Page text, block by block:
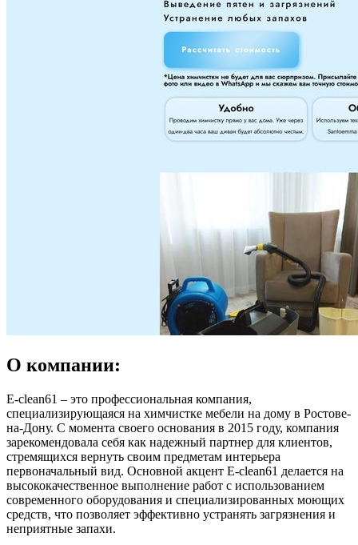
О компании:
E-clean61 – это профессиональная компания,
специализирующаяся на химчистке мебели на дому в Ростове-
на-Дону. С момента своего основания в 2015 году, компания
зарекомендовала себя как надежный партнер для клиентов,
стремящихся вернуть своим предметам интерьера
первоначальный вид. Основной акцент E-clean61 делается на
высококачественное выполнение работ с использованием
современного оборудования и специализированных моющих
средств, что позволяет эффективно устранять загрязнения и
неприятные запахи.